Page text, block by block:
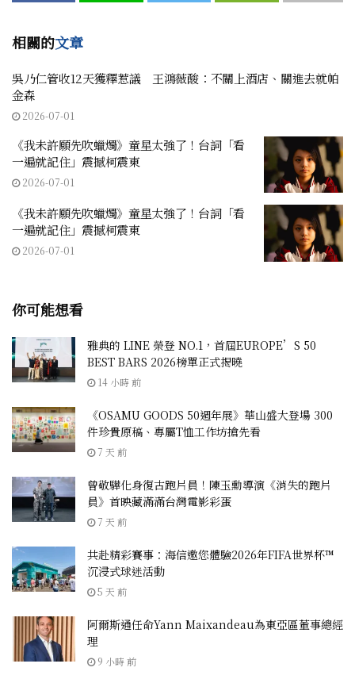
相關的文章
吳乃仁管收12天獲釋惹議 王鴻薇酸：不關上酒店、關進去就帕
金森
2026-07-01
《我未許願先吹蠟燭》童星太強了！台詞「看
一遍就記住」震撼柯震東
2026-07-01
《我未許願先吹蠟燭》童星太強了！台詞「看
一遍就記住」震撼柯震東
2026-07-01
你可能想看
雅典的 LINE 榮登 NO.1，首屆EUROPE’S 50
BEST BARS 2026榜單正式揭曉
14 小時 前
《OSAMU GOODS 50週年展》華山盛大登場 300
件珍貴原稿、專屬T恤工作坊搶先看
7 天 前
曾敬驊化身復古跑片員！陳玉勳導演《消失的跑片
員》首映藏滿滿台灣電影彩蛋
7 天 前
共赴精彩賽事：海信邀您體驗2026年FIFA世界杯™
沉浸式球迷活動
5 天 前
阿爾斯通任命Yann Maixandeau為東亞區董事總經
理
9 小時 前